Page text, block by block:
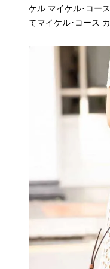
ケル マイケル･コー
てマイケル･コース